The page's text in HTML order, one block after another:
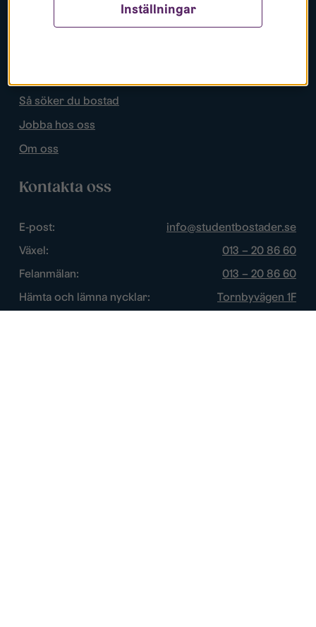
Populära sidor
Så söker du bostad
Jobba hos oss
Om oss
Kontakta oss
E-post:
info@studentbostader.se
Växel:
013 – 20 86 60
Felanmälan:
013 – 20 86 60
Hämta och lämna nycklar:
Tornbyvägen 1F
Inställningar